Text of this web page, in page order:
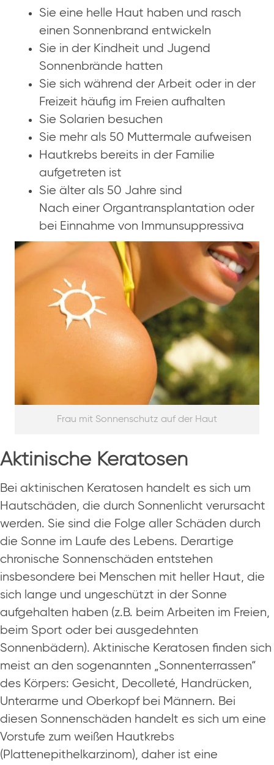
Sie eine helle Haut haben und rasch
einen Sonnenbrand entwickeln
Sie in der Kindheit und Jugend
Sonnenbrände hatten
Sie sich während der Arbeit oder in der
Freizeit häufig im Freien aufhalten
Sie Solarien besuchen
Sie mehr als 50 Muttermale aufweisen
Hautkrebs bereits in der Familie
aufgetreten ist
Sie älter als 50 Jahre sind
Nach einer Organtransplantation oder
bei Einnahme von Immunsuppressiva
Frau mit Sonnenschutz auf der Haut
Aktinische Keratosen
Bei aktinischen Keratosen handelt es sich um
Hautschäden, die durch Sonnenlicht verursacht
werden. Sie sind die Folge aller Schäden durch
die Sonne im Laufe des Lebens. Derartige
chronische Sonnenschäden entstehen
insbesondere bei Menschen mit heller Haut, die
sich lange und ungeschützt in der Sonne
aufgehalten haben (z.B. beim Arbeiten im Freien,
beim Sport oder bei ausgedehnten
Sonnenbädern). Aktinische Keratosen finden sich
meist an den sogenannten „Sonnenterrassen“
des Körpers: Gesicht, Decolleté, Handrücken,
Unterarme und Oberkopf bei Männern. Bei
diesen Sonnenschäden handelt es sich um eine
Vorstufe zum weißen Hautkrebs
(Plattenepithelkarzinom), daher ist eine